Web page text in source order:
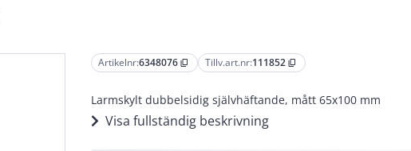
Artikelnr:6348076 content_copy Tillv.art.nr:111852 content_copy
Larmskylt dubbelsidig självhäftande, mått 65x100 mm
Visa fullständig beskrivning